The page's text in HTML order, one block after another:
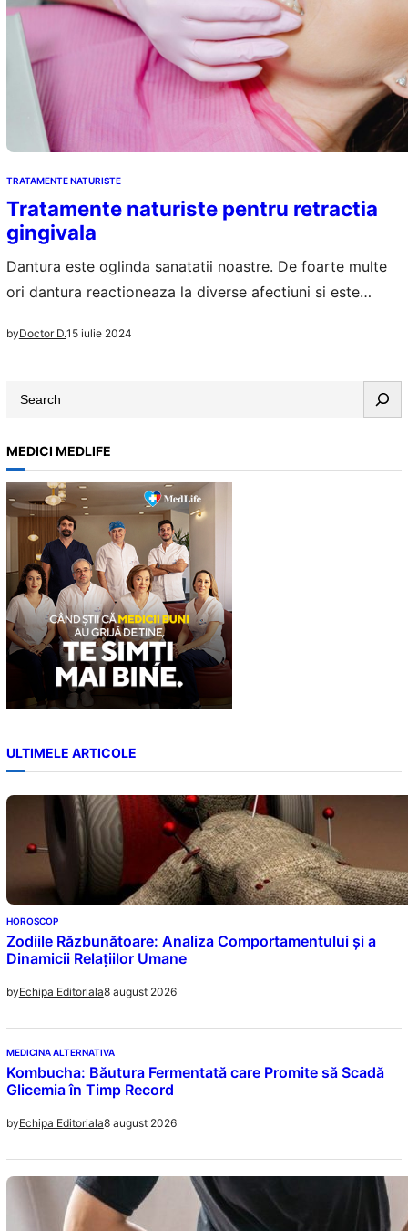
TRATAMENTE NATURISTE
Tratamente naturiste pentru retractia
gingivala
Dantura este oglinda sanatatii noastre. De foarte multe
ori dantura reactioneaza la diverse afectiuni si este
cavitatii bucale si a danturii nu e suficienta pentru a
putea preveni cele mai complicate si greu de tratat boli
dentare. Uneori e nevoie si de tratamente naturiste cu
byDoctor D.15 iulie 2024
a
r
c
h
MEDICI MEDLIFE
ULTIMELE ARTICOLE
HOROSCOP
Zodiile Răzbunătoare: Analiza Comportamentului și a
Dinamicii Relațiilor Umane
byEchipa Editoriala8 august 2026
MEDICINA ALTERNATIVA
Kombucha: Băutura Fermentată care Promite să Scadă
Glicemia în Timp Record
byEchipa Editoriala8 august 2026